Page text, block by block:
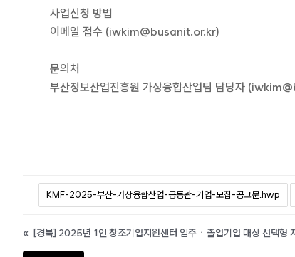
사업신청 방법
이메일 접수 (iwkim@busanit.or.kr)
문의처
부산정보산업진흥원 가상융합산업팀 담당자
KMF-2025-부산-가상융합산업-공동관-기업-모집-공고문.hwp
« [경북] 2025년 1인 창조기업지원센터 입주ㆍ졸업기업 대상 선택형